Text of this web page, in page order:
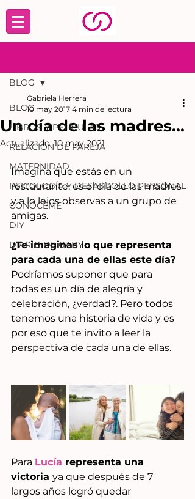
BLOG
LIBROS Y PELÍCULAS
RELACIÓN DE PAREJA
MATERNIDAD
PSICOLOGÍA Y DESARROLLO PERSONAL
CONÓCEME
DIY
DIARIO DE GABY
BLOG
Un día de las madres...
Gabriela Herrera
10 may 2017 4 min de lectura
Actualizado:10 may 2021
Imagina que estás en un
restaurante, es el día de las madres
y a lo lejos observas a un grupo de
amigas.
¿Te imaginas lo que representa
para cada una de ellas este día?
Podríamos suponer que para
todas es un día de alegría y
celebración, ¿verdad?. Pero todos
tenemos una historia de vida y es
por eso que te invito a leer la
perspectiva de cada una de ellas.
Para Lucía representa una
victoria ya que después de 7
largos años logró quedar